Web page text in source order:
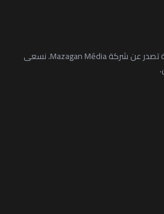
جريدة إلكترونية مغربية شاملة تصدر عن شركة Mazagan Média. نسعى